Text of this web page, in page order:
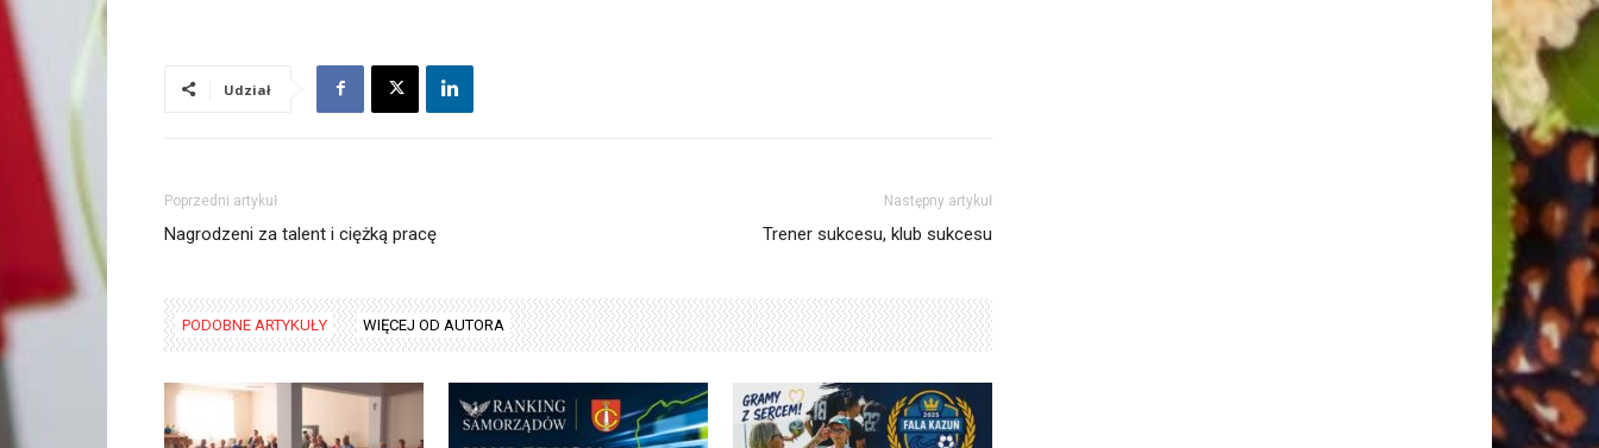
Udział
Poprzedni artykuł
Nagrodzeni za talent i ciężką pracę
Następny artykuł
Trener sukcesu, klub sukcesu
PODOBNE ARTYKUŁY WIĘCEJ OD AUTORA